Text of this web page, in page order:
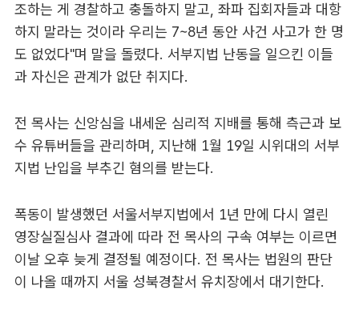
조하는 게 경찰하고 충돌하지 말고, 좌파 집회자들과 대항
하지 말라는 것이라 우리는 7~8년 동안 사건 사고가 한 명
도 없었다"며 말을 돌렸다. 서부지법 난동을 일으킨 이들
과 자신은 관계가 없단 취지다.
전 목사는 신앙심을 내세운 심리적 지배를 통해 측근과 보
수 유튜버들을 관리하며, 지난해 1월 19일 시위대의 서부
지법 난입을 부추긴 혐의를 받는다.
폭동이 발생했던 서울서부지법에서 1년 만에 다시 열린
영장실질심사 결과에 따라 전 목사의 구속 여부는 이르면
이날 오후 늦게 결정될 예정이다. 전 목사는 법원의 판단
이 나올 때까지 서울 성북경찰서 유치장에서 대기한다.